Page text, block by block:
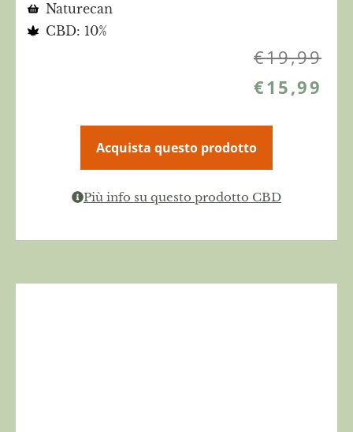
Naturecan
CBD: 10%
€19,99
€15,99
Acquista questo prodotto
Più info su questo prodotto CBD